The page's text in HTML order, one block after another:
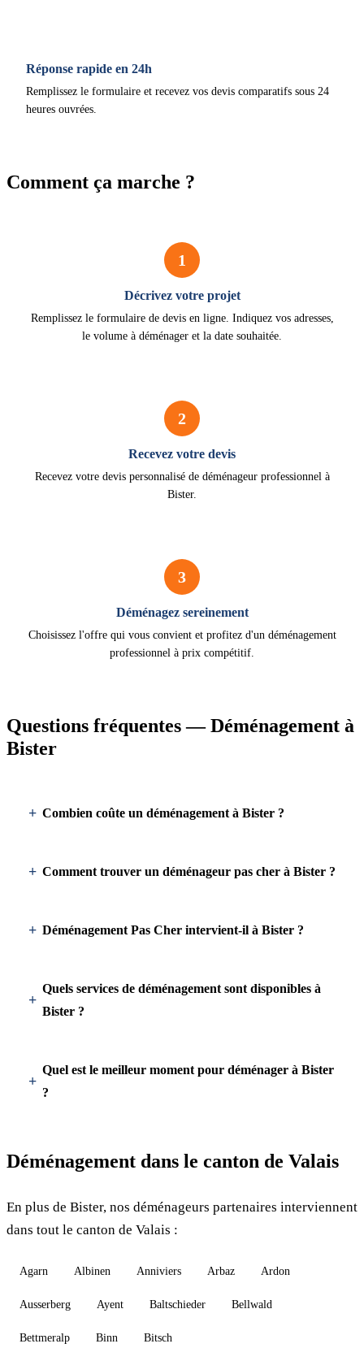
Réponse rapide en 24h
Remplissez le formulaire et recevez vos devis comparatifs sous 24
heures ouvrées.
Comment ça marche ?
1
Décrivez votre projet
Remplissez le formulaire de devis en ligne. Indiquez vos adresses,
le volume à déménager et la date souhaitée.
2
Recevez votre devis
Recevez votre devis personnalisé de déménageur professionnel à
Bister.
3
Déménagez sereinement
Choisissez l'offre qui vous convient et profitez d'un déménagement
professionnel à prix compétitif.
Questions fréquentes — Déménagement à
Bister
Combien coûte un déménagement à Bister ?
Comment trouver un déménageur pas cher à Bister ?
Déménagement Pas Cher intervient-il à Bister ?
Quels services de déménagement sont disponibles à
Bister ?
Quel est le meilleur moment pour déménager à Bister
?
Déménagement dans le canton de Valais
En plus de Bister, nos déménageurs partenaires interviennent
dans tout le canton de Valais :
Agarn Albinen Anniviers Arbaz Ardon
Ausserberg Ayent Baltschieder Bellwald
Bettmeralp Binn Bitsch